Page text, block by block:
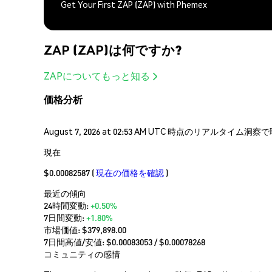
Get Your First ZAP (ZAP) with Phemex
ZAP (ZAP)は何ですか?
ZAPについてもっと知る
価格分析
August 7, 2026 at 02:53 AM UTC 時点のリアルタイム洞察
現在
$0.00082587 (現在の価格を確認 )
最近の傾向
24時間変動:+0.50%
7日間変動:+1.80%
市場価値:$379,898.00
7日間高値/安値: $0.00083053/ $0.00078268
コミュニティの感情